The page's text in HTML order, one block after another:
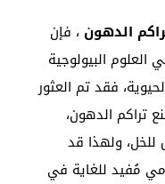
الدهون ، فإن
البيولوجية
فقد تم العثور
تراكم الدهون،
ولهذا قد
مُفيد للغاية في